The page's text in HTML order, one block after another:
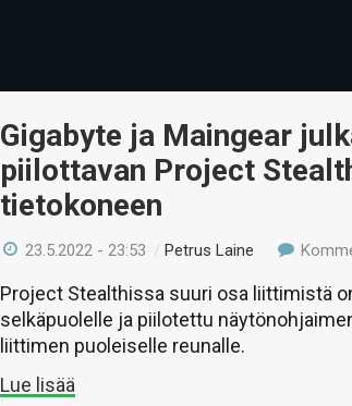
Gigabyte ja Maingear
piilottavan Project
tietokoneen
23.5.2022 - 23:53 /Petrus Laine
Project Stealthissa suuri osa liittimistä
selkäpuolelle ja piilotettu
liittimen puoleiselle reunalle.
Lue lisää